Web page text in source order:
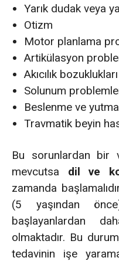
Yarık dudak veya
Otizm
Motor planlama
Artikülasyon
Akıcılık bozuklukları
Solunum
Beslenme ve
Travmatik beyin
Bu sorunlardan bir
mevcutsa dil ve
zamanda
(5 yaşından
başlayanlardan
olmaktadır. Bu
tedavinin işe